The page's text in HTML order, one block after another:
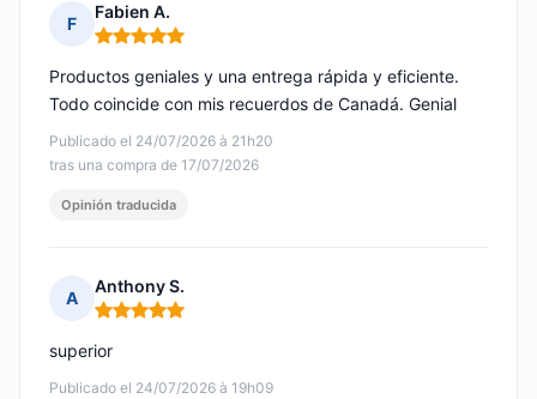
F
Fabien A.
Nota: 5 de 5
Publicado el 24/07/2026 à 21h20
tras una compra de 17/07/2026
Productos geniales y una entrega rápida y eficiente.
Todo coincide con mis recuerdos de Canadá. Genial
Opinión traducida
A
Anthony S.
Nota: 5 de 5
Publicado el 24/07/2026 à 19h09
superior